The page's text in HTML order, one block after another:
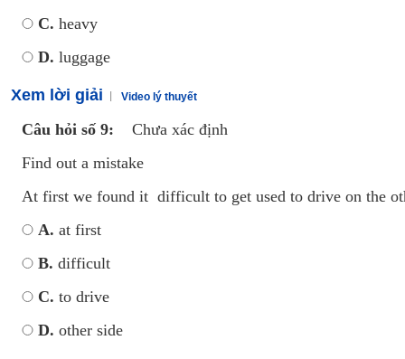
C. heavy
D. luggage
Xem lời giải Video lý thuyết
Câu hỏi số 9:
Chưa xác định
Find out a mistake
At first we found it difficult to get used to drive on the
A. at first
B. difficult
C. to drive
D. other side